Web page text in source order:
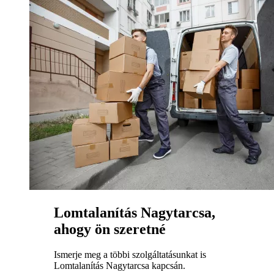
Lomtalanítás Nagytarcsa,
ahogy ön szeretné
Ismerje meg a többi szolgáltatásunkat is
Lomtalanítás Nagytarcsa kapcsán.